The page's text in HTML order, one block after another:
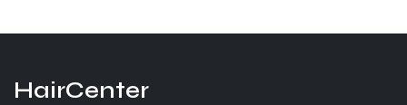
HairCenter